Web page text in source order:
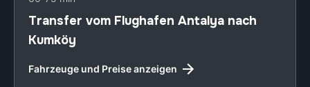
Transfer vom Flughafen Antalya nach
Kumköy
Fahrzeuge und Preise anzeigen